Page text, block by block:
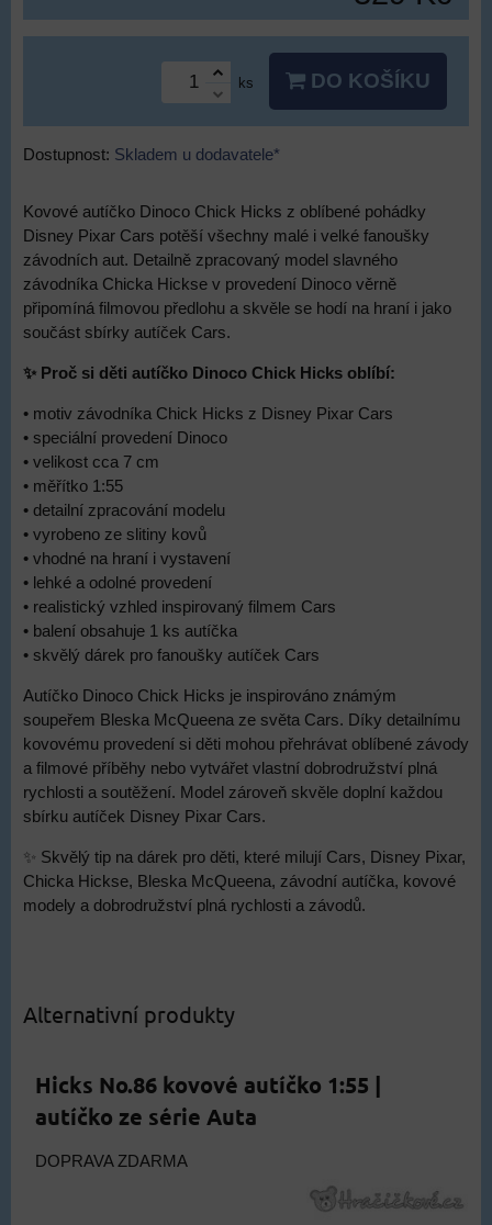
ks DO KOŠÍKU
Dostupnost: Skladem u dodavatele*
Kovové autíčko Dinoco Chick Hicks z oblíbené pohádky
Disney Pixar Cars potěší všechny malé i velké fanoušky
závodních aut. Detailně zpracovaný model slavného
závodníka Chicka Hickse v provedení Dinoco věrně
připomíná filmovou předlohu a skvěle se hodí na hraní i jako
součást sbírky autíček Cars.
✨ Proč si děti autíčko Dinoco Chick Hicks oblíbí:
• motiv závodníka Chick Hicks z Disney Pixar Cars
• speciální provedení Dinoco
• velikost cca 7 cm
• měřítko 1:55
• detailní zpracování modelu
• vyrobeno ze slitiny kovů
• vhodné na hraní i vystavení
• lehké a odolné provedení
• realistický vzhled inspirovaný filmem Cars
• balení obsahuje 1 ks autíčka
• skvělý dárek pro fanoušky autíček Cars
Autíčko Dinoco Chick Hicks je inspirováno známým
soupeřem Bleska McQueena ze světa Cars. Díky detailnímu
kovovému provedení si děti mohou přehrávat oblíbené závody
a filmové příběhy nebo vytvářet vlastní dobrodružství plná
rychlosti a soutěžení. Model zároveň skvěle doplní každou
sbírku autíček Disney Pixar Cars.
✨ Skvělý tip na dárek pro děti, které milují Cars, Disney Pixar,
Chicka Hickse, Bleska McQueena, závodní autíčka, kovové
modely a dobrodružství plná rychlosti a závodů.
Alternativní produkty
Hicks No.86 kovové autíčko 1:55 |
autíčko ze série Auta
DOPRAVA ZDARMA